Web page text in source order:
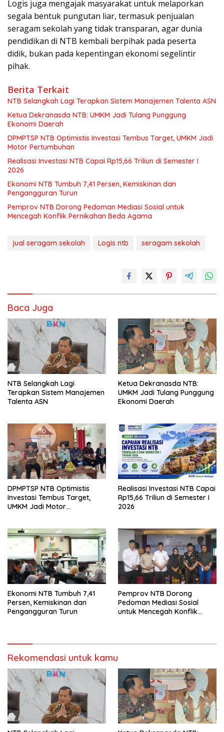
Logis juga mengajak masyarakat untuk melaporkan
segala bentuk pungutan liar, termasuk penjualan
seragam sekolah yang tidak transparan, agar dunia
pendidikan di NTB kembali berpihak pada peserta
didik, bukan pada kepentingan ekonomi segelintir
pihak.
Berita Terkait
NTB Selangkah Lagi Terapkan Sistem Manajemen Talenta ASN
Ketua Dekranasda NTB: UMKM Jadi Tulang Punggung
Ekonomi Daerah
DPMPTSP NTB Optimistis Investasi Tembus Target, UMKM Jadi
Motor Pertumbuhan
Realisasi Investasi NTB Capai Rp15,66 Triliun di Semester I
2026
Ekonomi NTB Tumbuh 7,41 Persen, Kemiskinan dan
Pengangguran Turun
Pemprov NTB Dorong Pedoman Mediasi Sosial untuk
Mencegah Konflik Pernikahan Beda Agama
jual seragam sekolah Logis ntb seragam sekolah
Baca Juga
NTB Selangkah Lagi
Terapkan Sistem Manajemen
Talenta ASN
Ketua Dekranasda NTB:
UMKM Jadi Tulang Punggung
Ekonomi Daerah
DPMPTSP NTB Optimistis
Investasi Tembus Target,
UMKM Jadi Motor
Realisasi Investasi NTB Capai
Rp15,66 Triliun di Semester I
2026
Ekonomi NTB Tumbuh 7,41
Persen, Kemiskinan dan
Pengangguran Turun
Pemprov NTB Dorong
Pedoman Mediasi Sosial
untuk Mencegah Konflik
Rekomendasi untuk kamu